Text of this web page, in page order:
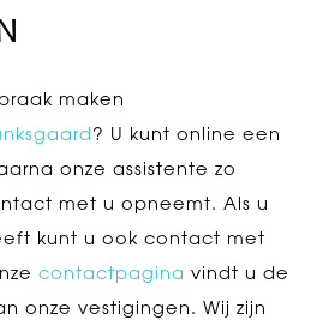
maken
? U kunt online een
onze assistente zo
met u opneemt. Als u
kunt u ook contact met
contactpagina vindt u de
onze vestigingen. Wij zijn